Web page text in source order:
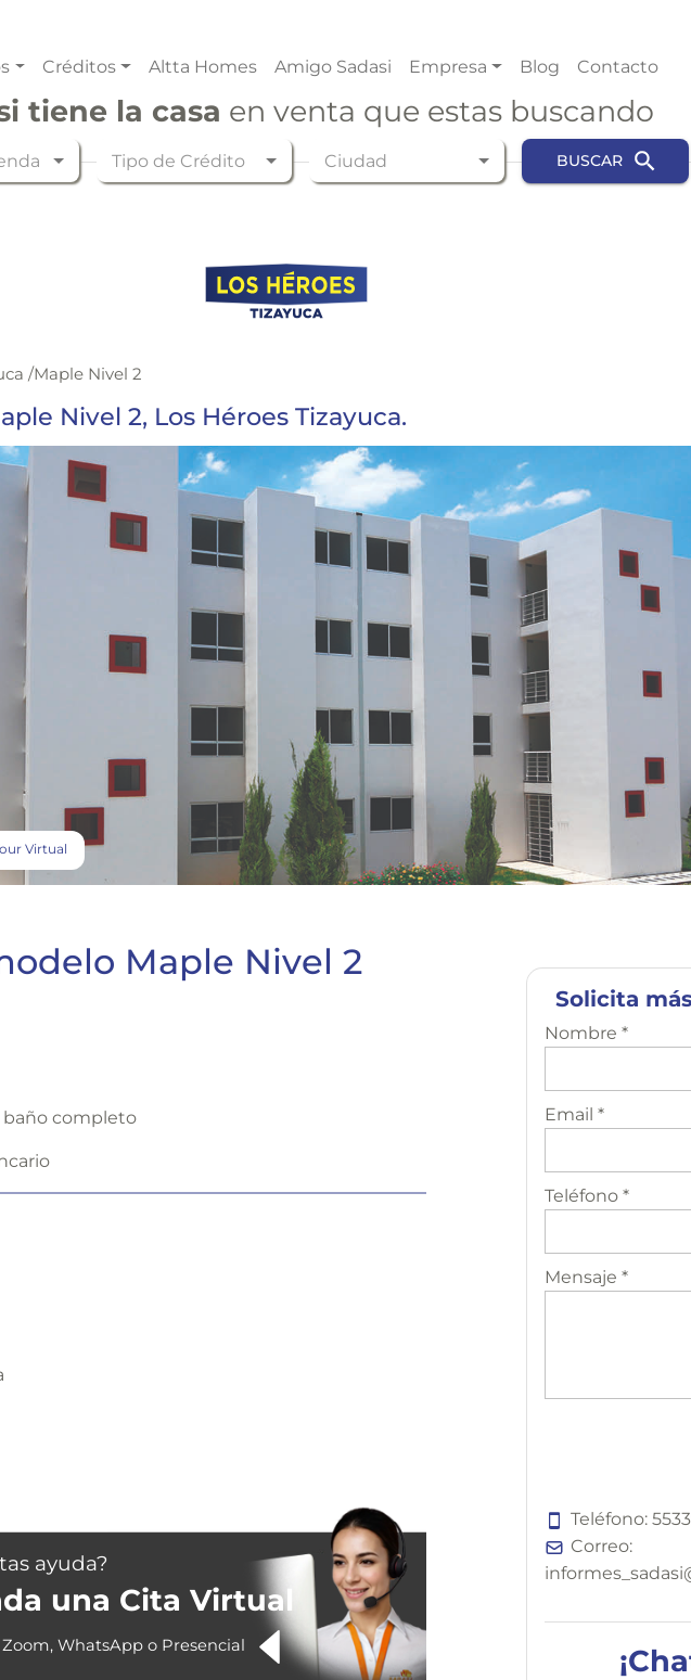
Créditos Altta Homes Amigo Sadasi Empresa Blog Contacto
tiene la casa en venta que estas buscando
Tipo de Crédito Ciudad BUSCAR
/Maple Nivel 2
Nivel 2, Los Héroes Tizayuca.
Virtual
Maple Nivel 2
baño completo
ayuda?
una Cita Virtual
WhatsApp o Presencial
Solicita
Nombre *
Email *
Teléfono *
Mensaje *
Teléfono:5533
Correo: